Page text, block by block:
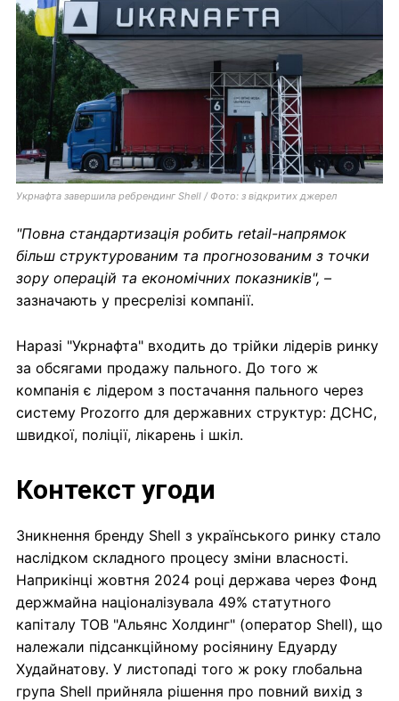
Укрнафта завершила ребрендинг Shell / Фото: з відкритих джерел
"Повна стандартизація робить retail-напрямок
більш структурованим та прогнозованим з точки
зору операцій та економічних показників", –
зазначають у пресрелізі компанії.
Наразі "Укрнафта" входить до трійки лідерів ринку
за обсягами продажу пального. До того ж
компанія є лідером з постачання пального через
систему Prozorro для державних структур: ДСНС,
швидкої, поліції, лікарень і шкіл.
Контекст угоди
Зникнення бренду Shell з українського ринку стало
наслідком складного процесу зміни власності.
Наприкінці жовтня 2024 році держава через Фонд
держмайна націоналізувала 49% статутного
капіталу ТОВ "Альянс Холдинг" (оператор Shell), що
належали підсанкційному росіянину Едуарду
Худайнатову. У листопаді того ж року глобальна
група Shell прийняла рішення про повний вихід з